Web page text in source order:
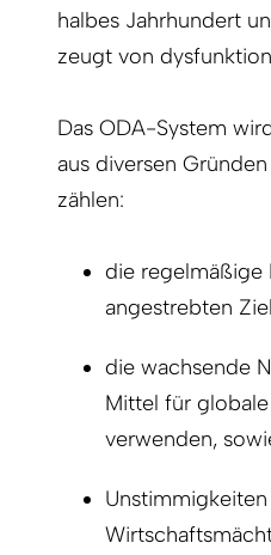
halbes Jahrhundert
zeugt von
Das ODA-System
aus diversen
zählen:
die regelmäßige
angestrebten
die wachsende
Mittel für
verwenden,